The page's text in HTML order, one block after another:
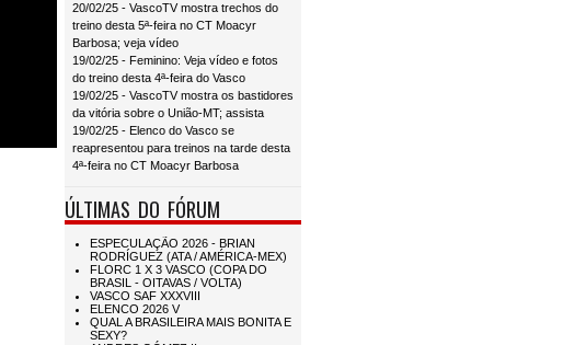
20/02/25 - VascoTV mostra trechos do
treino desta 5ª-feira no CT Moacyr
Barbosa; veja vídeo
19/02/25 - Feminino: Veja vídeo e fotos
do treino desta 4ª-feira do Vasco
19/02/25 - VascoTV mostra os bastidores
da vitória sobre o União-MT; assista
19/02/25 - Elenco do Vasco se
reapresentou para treinos na tarde desta
4ª-feira no CT Moacyr Barbosa
ÚLTIMAS DO FÓRUM